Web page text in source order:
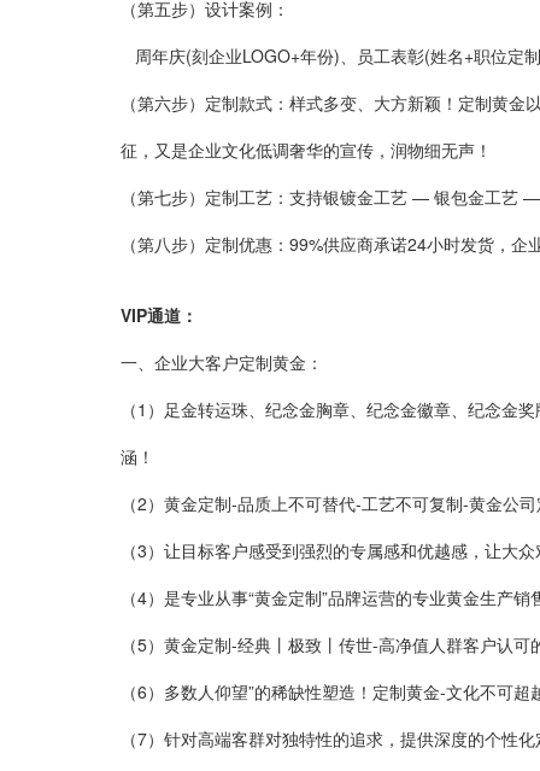
（第五步） 设计案例：
周年庆(刻企业LOGO+年份)、员工表彰(姓名+职位定
（第六步） 定制款式： 样式多变、大方新颖！定制黄金
征，又是企业文化低调奢华的宣传，润物细无声！
（第七步） 定制工艺： 支持银镀金工艺 — 银包金工艺
（第八步） 定制优惠： 99%供应商承诺24小时发货，企
VIP通道：
一、企业大客户定制黄金：
（1） 足金转运珠、纪念金胸章、纪念金徽章、纪念金
涵！
（2） 黄金定制-品质上不可替代-工艺不可复制-黄金公
（3） 让目标客户感受到强烈的专属感和优越感，让大
（4） 是专业从事“黄金定制”品牌运营的专业黄金生产
（5） 黄金定制-经典丨极致丨传世-高净值人群客户认
（6） 多数人仰望”的稀缺性塑造！定制黄金-文化不可超
（7） 针对高端客群对独特性的追求，提供深度的个性